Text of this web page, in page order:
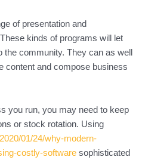
of presentation and
kinds of programs will let
community. They can as well
content and compose business
you run, you may need to keep
or stock rotation. Using
01/24/why-modern-
costly-software sophisticated